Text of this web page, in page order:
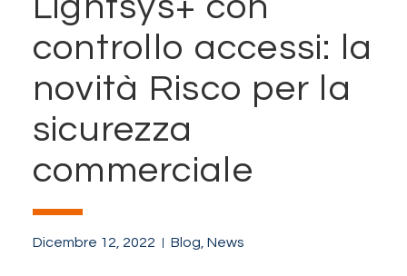
controllo accessi: la
novità Risco per la
sicurezza
commerciale
Dicembre 12, 2022 Blog News